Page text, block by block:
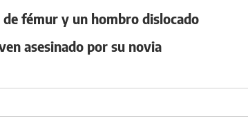
fémur y un hombro dislocado
asesinado por su novia